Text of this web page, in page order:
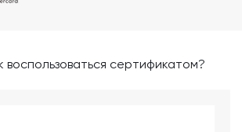
воспользоваться сертификатом?